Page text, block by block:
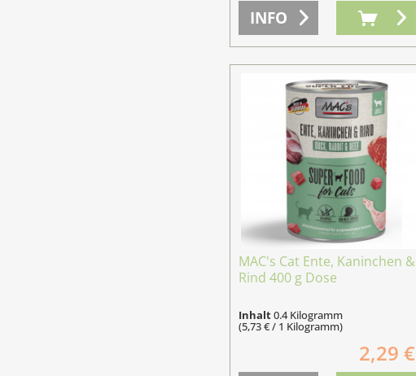
INFO
MAC's Cat Ente, Kaninchen &
Rind 400 g Dose
Inhalt0.4 Kilogramm
(5,73 € / 1 Kilogramm)
2,29 €